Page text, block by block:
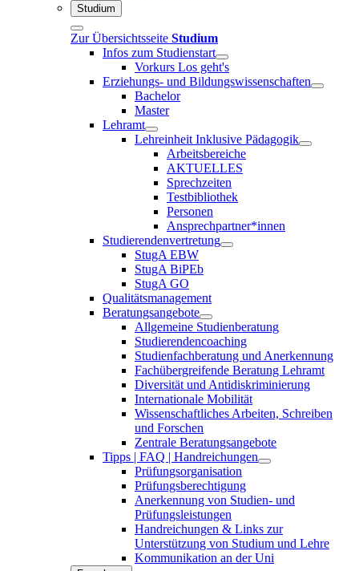
Studium
Zur Übersichtsseite Studium
Infos zum Studienstart
Vorkurs Los geht's
Erziehungs- und Bildungswissenschaften
Bachelor
Master
Lehramt
Lehreinheit Inklusive Pädagogik
Arbeitsbereiche
AKTUELLES
Sprechzeiten
Testbibliothek
Personen
Ansprechpartner*innen
Studierendenvertretung
StugA EBW
StugA BiPEb
StugA GO
Qualitätsmanagement
Beratungsangebote
Allgemeine Studienberatung
Studierendencoaching
Studienfachberatung und Anerkennung
Fachübergreifende Beratung Lehramt
Diversität und Antidiskriminierung
Internationale Mobilität
Wissenschaftliches Arbeiten, Schreiben
und Forschen
Zentrale Beratungsangebote
Tipps | FAQ | Handreichungen
Prüfungsorganisation
Prüfungsberechtigung
Anerkennung von Studien- und
Prüfungsleistungen
Handreichungen & Links zur
Unterstützung von Studium und Lehre
Kommunikation an der Uni